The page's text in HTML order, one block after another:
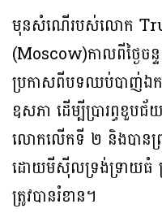
មុនសំណើរបស់លោក
(Moscow)កាលពីថ្ងៃច
ប្រកាសពីបទឈប់បាញ់ឯក
ឧសភា ដើម្បីប្រារព្ធខួប​ជ័
លោកលើកទី ២ និងបានព្រ
ដោយមីស៊ីលទ្រង់ទ្រាយ​ធំ​​ ប្រ
ត្រូវបានរំខាន។​​​​​​​ ​